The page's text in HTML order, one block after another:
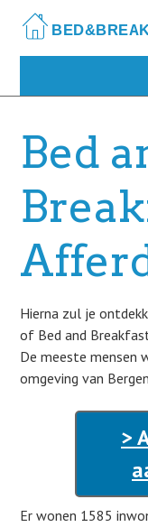
main
Bed
Hierna zul je
of Bed and
De meeste mensen
omgeving van
>
Er wonen 1585